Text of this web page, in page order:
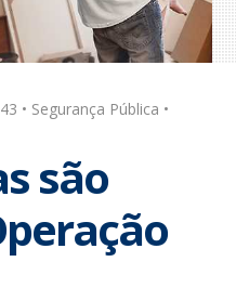
• Segurança Pública •
são